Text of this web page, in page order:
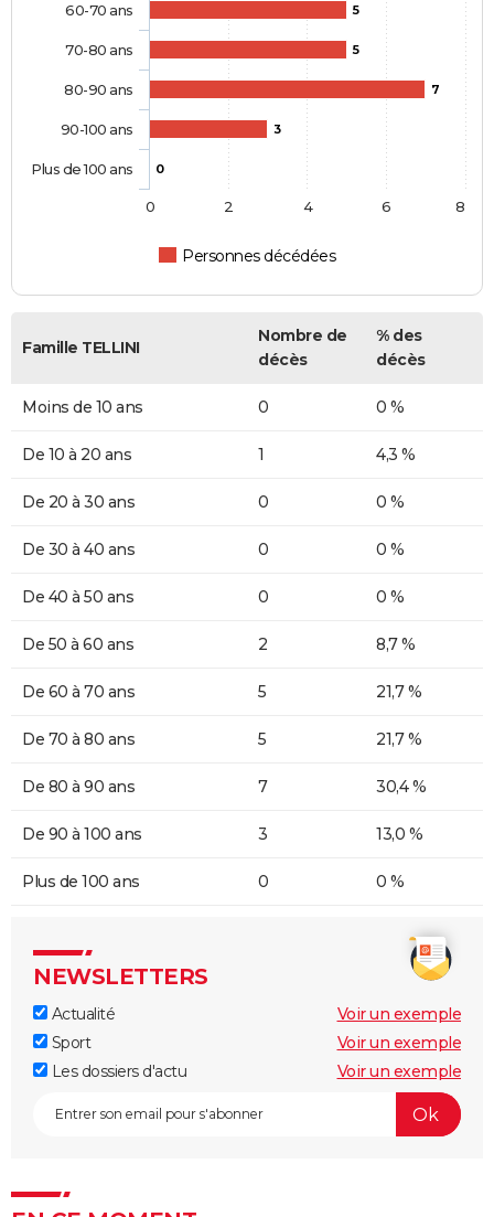
5
5
7
3
0
Personnes décédées
60-70 ans
70-80 ans
80-90 ans
90-100 ans
Plus de 100 ans
0 2 4 6 8
Famille TELLINI
Nombre de
décès
% des
décès
Moins de 10 ans 0 0 %
De 10 à 20 ans 1 4,3 %
De 20 à 30 ans 0 0 %
De 30 à 40 ans 0 0 %
De 40 à 50 ans 0 0 %
De 50 à 60 ans 2 8,7 %
De 60 à 70 ans 5 21,7 %
De 70 à 80 ans 5 21,7 %
De 80 à 90 ans 7 30,4 %
De 90 à 100 ans 3 13,0 %
Plus de 100 ans 0 0 %
NEWSLETTERS
Actualité
Voir un exemple
Sport
Voir un exemple
Les dossiers d'actu
Voir un exemple